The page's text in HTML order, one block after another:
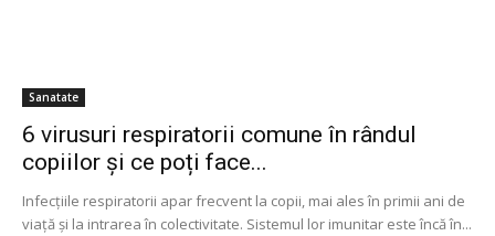
Sanatate
6 virusuri respiratorii comune în rândul
copiilor și ce poți face...
Infecțiile respiratorii apar frecvent la copii, mai ales în primii ani de
viață și la intrarea în colectivitate. Sistemul lor imunitar este încă în...